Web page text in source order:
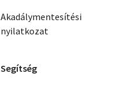
Akadálymentesítési
nyilatkozat
Segítség